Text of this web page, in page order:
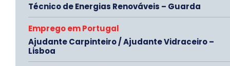
Técnico de Energias Renováveis – Guarda
Emprego em Portugal
Ajudante Carpinteiro / Ajudante Vidraceiro –
Lisboa